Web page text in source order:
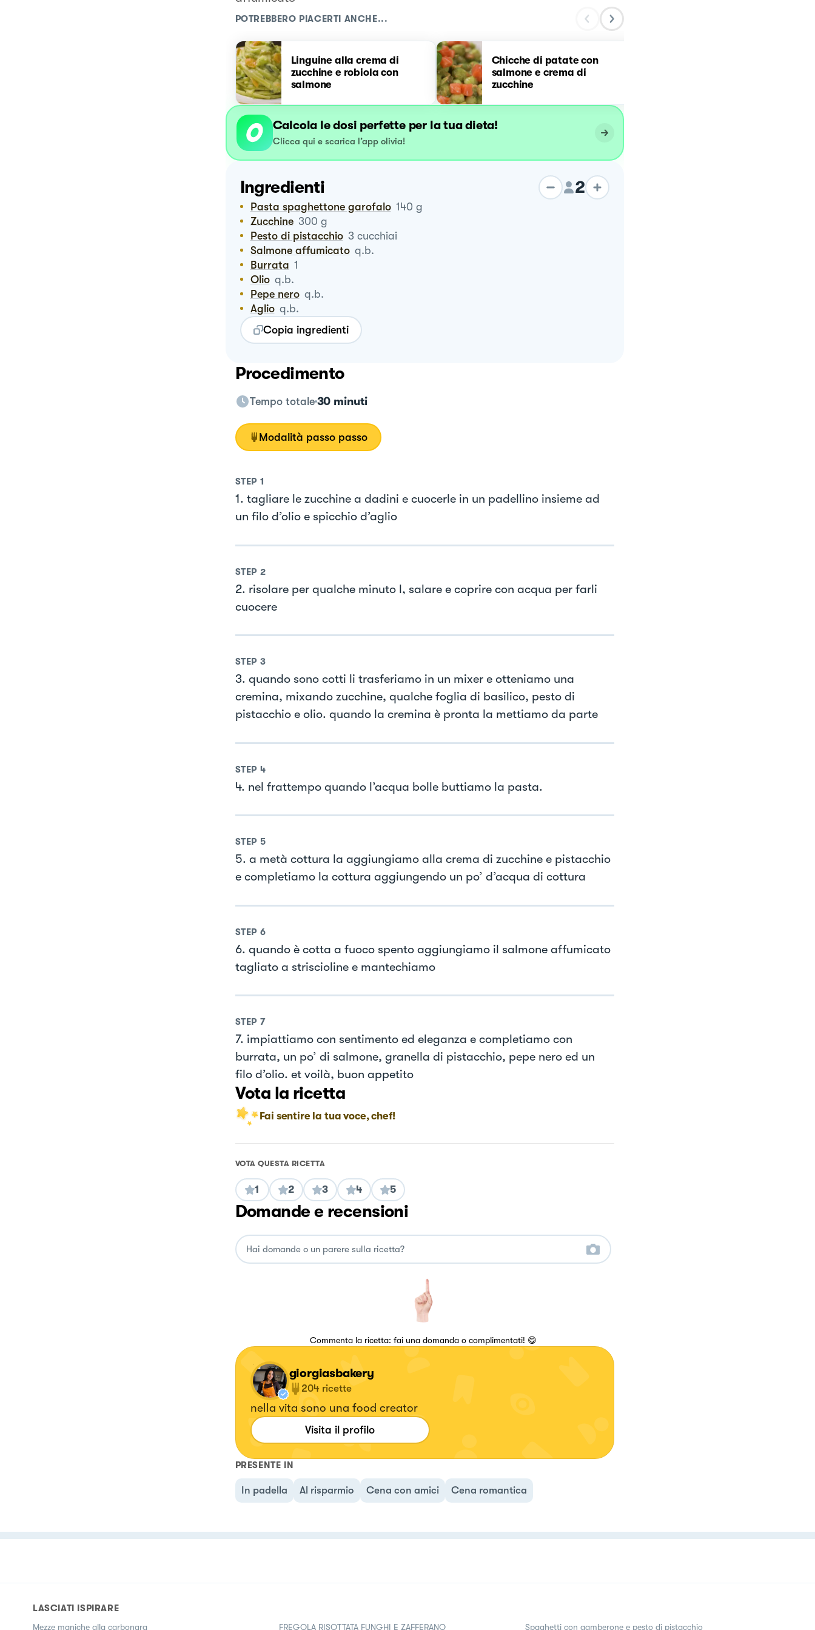
POTREBBERO PIACERTI ANCHE...
Linguine alla crema di
zucchine e robiola con
salmone
Chicche di patate con
salmone e crema di
zucchine
Calcola le dosi perfette per la tua dieta!
Clicca qui e scarica l’app olivia!
Ingredienti 2
Pasta spaghettone garofalo 140 g
Zucchine 300 g
Pesto di pistacchio 3 cucchiai
Salmone affumicato q.b.
Burrata 1
Olio q.b.
Pepe nero q.b.
Aglio q.b.
Copia ingredienti
Procedimento
Tempo totale 30 minuti
Modalità passo passo
STEP 1
1. tagliare le zucchine a dadini e cuocerle in un padellino insieme ad
un filo d’olio e spicchio d’aglio
STEP 2
2. risolare per qualche minuto l, salare e coprire con acqua per farli
cuocere
STEP 3
3. quando sono cotti li trasferiamo in un mixer e otteniamo una
cremina, mixando zucchine, qualche foglia di basilico, pesto di
pistacchio e olio. quando la cremina è pronta la mettiamo da parte
STEP 4
4. nel frattempo quando l’acqua bolle buttiamo la pasta.
STEP 5
5. a metà cottura la aggiungiamo alla crema di zucchine e pistacchio
e completiamo la cottura aggiungendo un po’ d’acqua di cottura
STEP 6
6. quando è cotta a fuoco spento aggiungiamo il salmone affumicato
tagliato a striscioline e mantechiamo
STEP 7
7. impiattiamo con sentimento ed eleganza e completiamo con
burrata, un po’ di salmone, granella di pistacchio, pepe nero ed un
filo d’olio. et voilà, buon appetito
Vota la ricetta
Fai sentire la tua voce, chef!
VOTA QUESTA RICETTA
1 2 3 4 5
Domande e recensioni
Commenta la ricetta: fai una domanda o complimentati! 😋
giorgiasbakery
204 ricette
nella vita sono una food creator
Visita il profilo
PRESENTE IN
In padella Al risparmio Cena con amici Cena romantica
LASCIATI ISPIRARE
Mezze maniche alla carbonara FREGOLA RISOTTATA FUNGHI E ZAFFERANO Spaghetti con gamberone e pesto di pistacchio